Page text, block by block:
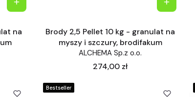
na
Brody 2,5 Pellet 10 kg - granulat na
myszy i szczury, brodifakum
ALCHEMA Sp.z o.o.
Cena
274,00 zł
Bestseller